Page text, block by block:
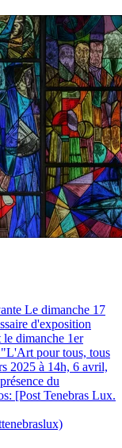
Le dimanche 17
d'exposition
le dimanche 1er
"L'Art pour tous, tous
2025 à 14h, 6 avril,
du
[Post Tenebras Lux.